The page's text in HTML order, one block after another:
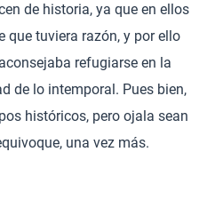
de historia, ya que en ellos
que tuviera razón, y por ello
refugiarse en la
de lo intemporal. Pues bien,
históricos, pero ojala sean
una vez más.